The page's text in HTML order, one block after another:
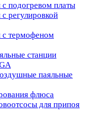
подогревом платы
регулировкой
с термофеном
станции
паяльные
флюса
для припоя